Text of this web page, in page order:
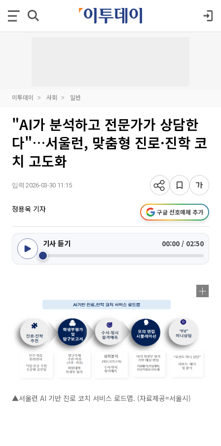
이투데이 사회 일반
"AI가 분석하고 전문가가 상담한
다"…서울런, 맞춤형 진로·진학 코
치 고도화
입력 2026-03-30 11:15
정용욱 기자 구글 선호매체 추가
기사 듣기 00:00 / 02:50
▲서울런 AI 기반 진로 코치 서비스 로드맵. (자료제공=서울시)